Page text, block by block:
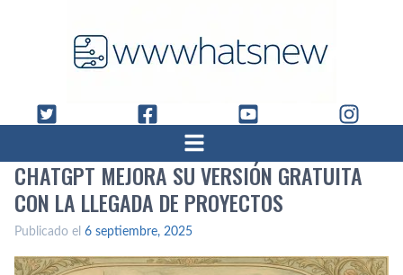
CHATGPT MEJORA SU VERSIÓN GRATUITA
CON LA LLEGADA DE PROYECTOS
Publicado el 6 septiembre, 2025